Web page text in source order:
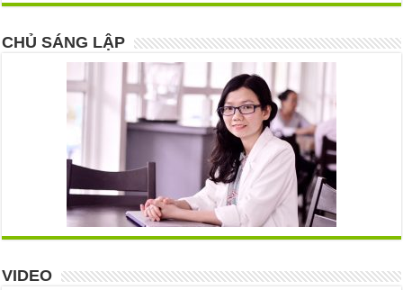
CHỦ SÁNG LẬP
VIDEO